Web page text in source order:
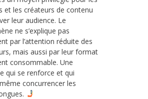
et les créateurs de contenu
leur audience. Le
ne s’explique pas
par l’attention réduite des
mais aussi par leur format
consommable. Une
qui se renforce et qui
concurrencer les